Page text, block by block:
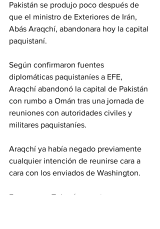
Pakistán se produjo poco después de
que el ministro de Exteriores de Irán,
Abás Araqchí, abandonara hoy la capital
paquistaní.
Según confirmaron fuentes
diplomáticas paquistaníes a EFE,
Araqchí abandonó la capital de Pakistán
con rumbo a Omán tras una jornada de
reuniones con autoridades civiles y
militares paquistaníes.
Araqchí ya había negado previamente
cualquier intención de reunirse cara a
cara con los enviados de Washington.
Entre tanto, Teherán mantiene su